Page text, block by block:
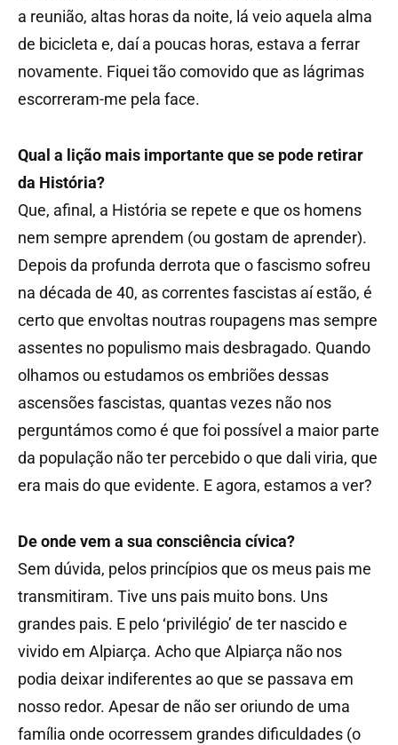
a reunião, altas horas da noite, lá veio aquela alma
de bicicleta e, daí a poucas horas, estava a ferrar
novamente. Fiquei tão comovido que as lágrimas
escorreram-me pela face.
Qual a lição mais importante que se pode retirar
da História?
Que, afinal, a História se repete e que os homens
nem sempre aprendem (ou gostam de aprender).
Depois da profunda derrota que o fascismo sofreu
na década de 40, as correntes fascistas aí estão, é
certo que envoltas noutras roupagens mas sempre
assentes no populismo mais desbragado. Quando
olhamos ou estudamos os embriões dessas
ascensões fascistas, quantas vezes não nos
perguntámos como é que foi possível a maior parte
da população não ter percebido o que dali viria, que
era mais do que evidente. E agora, estamos a ver?
De onde vem a sua consciência cívica?
Sem dúvida, pelos princípios que os meus pais me
transmitiram. Tive uns pais muito bons. Uns
grandes pais. E pelo ‘privilégio’ de ter nascido e
vivido em Alpiarça. Acho que Alpiarça não nos
podia deixar indiferentes ao que se passava em
nosso redor. Apesar de não ser oriundo de uma
família onde ocorressem grandes dificuldades (o